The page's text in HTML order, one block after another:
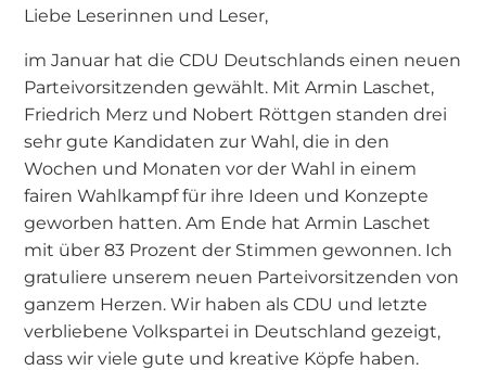
Liebe Leserinnen und Leser,
im Januar hat die CDU Deutschlands einen neuen
Parteivorsitzenden gewählt. Mit Armin Laschet,
Friedrich Merz und Nobert Röttgen standen drei
sehr gute Kandidaten zur Wahl, die in den
Wochen und Monaten vor der Wahl in einem
fairen Wahlkampf für ihre Ideen und Konzepte
geworben hatten. Am Ende hat Armin Laschet
mit über 83 Prozent der Stimmen gewonnen. Ich
gratuliere unserem neuen Parteivorsitzenden von
ganzem Herzen. Wir haben als CDU und letzte
verbliebene Volkspartei in Deutschland gezeigt,
dass wir viele gute und kreative Köpfe haben.